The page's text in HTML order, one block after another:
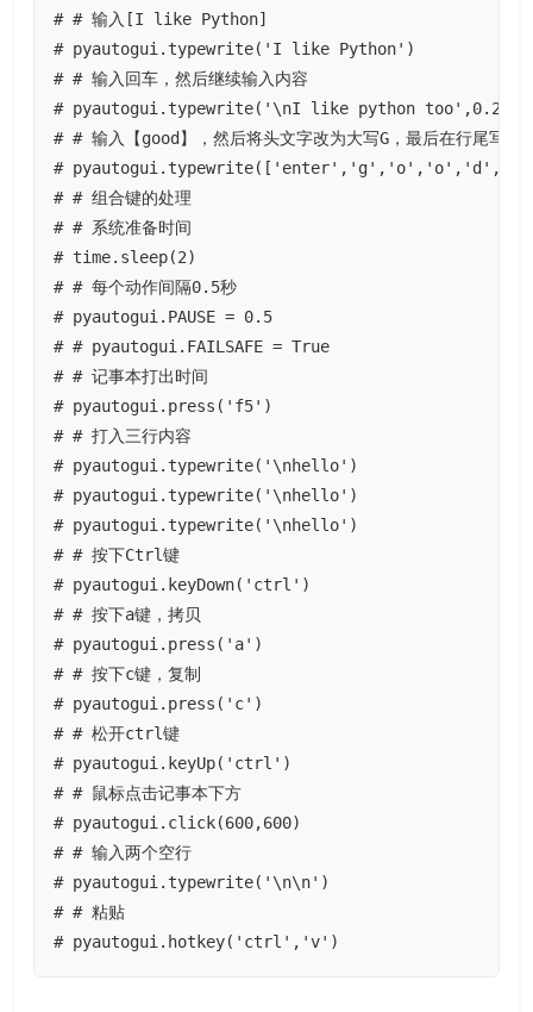
# # 输入[I like Python]
# pyautogui.typewrite('I like Python')
# # 输入回车，然后继续输入内容
# pyautogui.typewrite('\nI like python too',0.25)
# # 输入【good】，然后将头文字改为大写G，最后在行尾写个
#
# # 组合键的处理
# # 系统准备时间
# time.sleep(2)
# # 每个动作间隔0.5秒
# pyautogui.PAUSE = 0.5
# # pyautogui.FAILSAFE = True
# # 记事本打出时间
# pyautogui.press('f5')
# # 打入三行内容
# pyautogui.typewrite('\nhello')
# pyautogui.typewrite('\nhello')
# pyautogui.typewrite('\nhello')
# # 按下Ctrl键
# pyautogui.keyDown('ctrl')
# # 按下a键，拷贝
# pyautogui.press('a')
# # 按下c键，复制
# pyautogui.press('c')
# # 松开ctrl键
# pyautogui.keyUp('ctrl')
# # 鼠标点击记事本下方
# pyautogui.click(600,600)
# # 输入两个空行
# pyautogui.typewrite('\n\n')
# # 粘贴
# pyautogui.hotkey('ctrl','v')